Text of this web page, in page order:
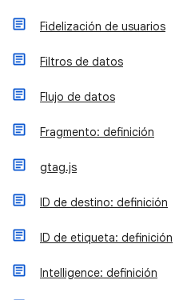
Fidelización de usuarios
Filtros de datos
Flujo de datos
Fragmento: definición
gtag.js
ID de destino: definición
ID de etiqueta: definición
Intelligence: definición